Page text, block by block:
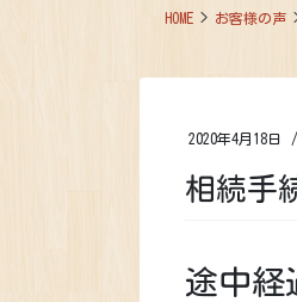
HOME お客様の声
2020年4月18日
相続手
途中経